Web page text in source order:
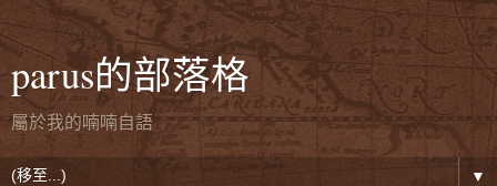
parus的部落格
屬於我的喃喃自語
▼